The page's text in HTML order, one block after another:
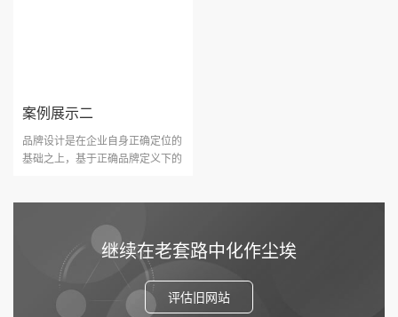
案例展示二
品牌设计是在企业自身正确定位的
基础之上，基于正确品牌定义下的
继续在老套路中化作尘埃
评估旧网站